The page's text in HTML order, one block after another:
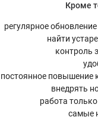
Кроме
регулярное
найти
контроль
постоянное повышение
внедрять
работа
самые